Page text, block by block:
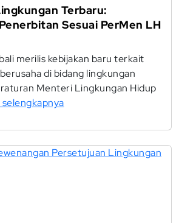
Terbaru:
Sesuai PerMen LH
merilis kebijakan baru terkait
di bidang lingkungan
Menteri Lingkungan Hidup
selengkapnya